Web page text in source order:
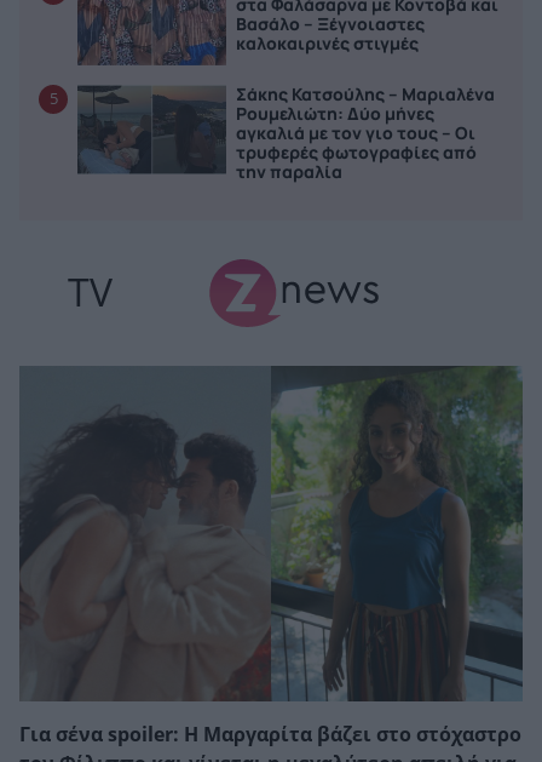
Βασάλο – Ξέγνοιαστες
καλοκαιρινές στιγμές
5
Σάκης Κατσούλης – Μαριαλένα
Ρουμελιώτη: Δύο μήνες
αγκαλιά με τον γιο τους – Οι
τρυφερές φωτογραφίες από
την παραλία
TV
Για σένα spoiler: Η Μαργαρίτα βάζει στο στόχαστρο